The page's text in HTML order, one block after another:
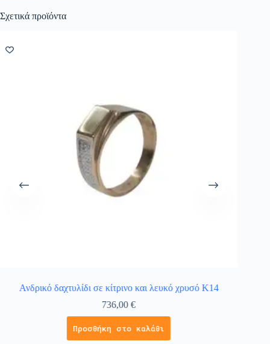
Σχετικά προϊόντα
Ανδρικό δαχτυλίδι σε κίτρινο και λευκό χρυσό Κ14
736,00€
Προσθήκη στο καλάθι